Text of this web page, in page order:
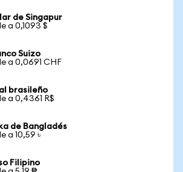
de Singapur
a 0,1093 $
Suizo
a 0,0691 CHF
brasileño
a 0,4361 R$
de Bangladés
a 10,59 ৳
Filipino